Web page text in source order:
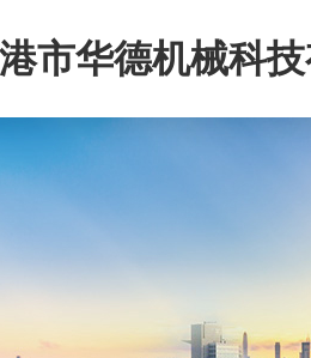
市华德机械科